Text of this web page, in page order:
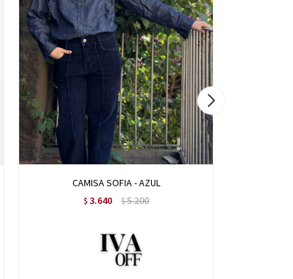
CAMISA SOFIA - AZUL
$ 3.640 $5.200